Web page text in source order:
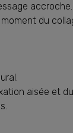
accroche.
du
aisée et